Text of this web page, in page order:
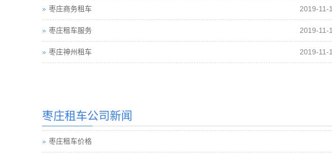
2019-11-
枣庄商务租车
2019-11-
枣庄租车服务
2019-11-
枣庄神州租车
枣庄租车公司新闻
枣庄汽车租赁公司
枣庄租车价格